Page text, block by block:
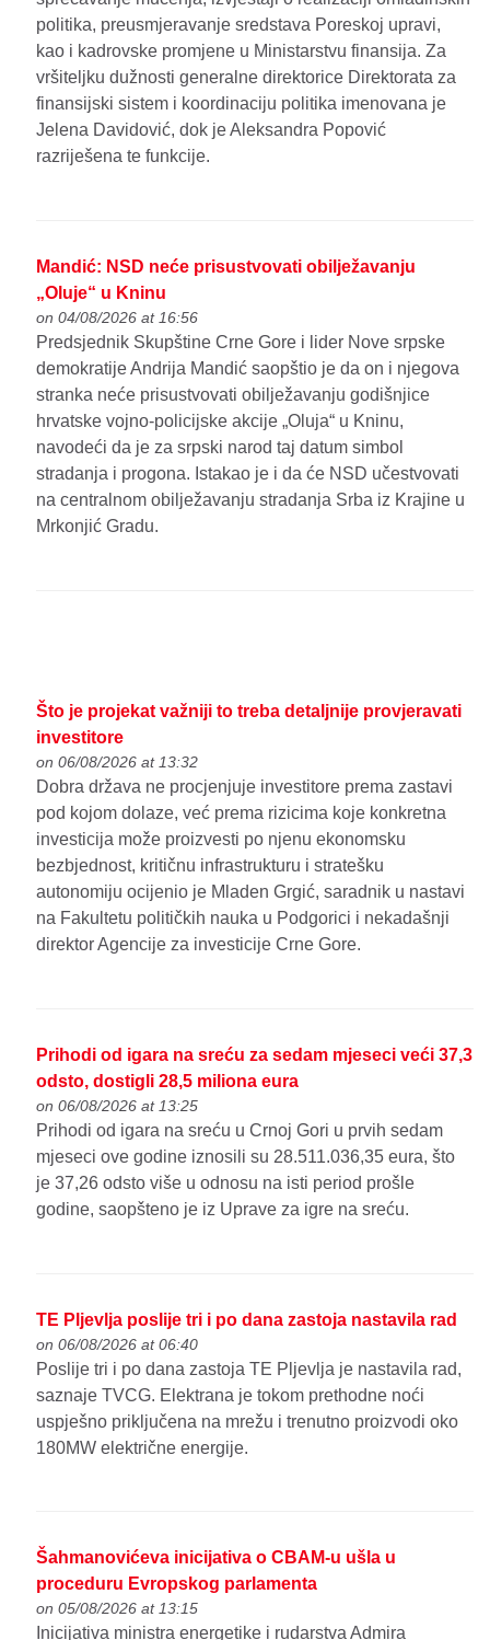
politika, preusmjeravanje sredstava Poreskoj upravi,
kao i kadrovske promjene u Ministarstvu finansija. Za
vršiteljku dužnosti generalne direktorice Direktorata za
finansijski sistem i koordinaciju politika imenovana je
Jelena Davidović, dok je Aleksandra Popović
razriješena te funkcije.
Mandić: NSD neće prisustvovati obilježavanju
„Oluje“ u Kninu
on 04/08/2026 at 16:56
Predsjednik Skupštine Crne Gore i lider Nove srpske
demokratije Andrija Mandić saopštio je da on i njegova
stranka neće prisustvovati obilježavanju godišnjice
hrvatske vojno-policijske akcije „Oluja“ u Kninu,
navodeći da je za srpski narod taj datum simbol
stradanja i progona. Istakao je i da će NSD učestvovati
na centralnom obilježavanju stradanja Srba iz Krajine u
Mrkonjić Gradu.
Što je projekat važniji to treba detaljnije provjeravati
investitore
on 06/08/2026 at 13:32
Dobra država ne procjenjuje investitore prema zastavi
pod kojom dolaze, već prema rizicima koje konkretna
investicija može proizvesti po njenu ekonomsku
bezbjednost, kritičnu infrastrukturu i stratešku
autonomiju ocijenio je Mladen Grgić, saradnik u nastavi
na Fakultetu političkih nauka u Podgorici i nekadašnji
direktor Agencije za investicije Crne Gore.
Prihodi od igara na sreću za sedam mjeseci veći 37,3
odsto, dostigli 28,5 miliona eura
on 06/08/2026 at 13:25
Prihodi od igara na sreću u Crnoj Gori u prvih sedam
mjeseci ove godine iznosili su 28.511.036,35 eura, što
je 37,26 odsto više u odnosu na isti period prošle
godine, saopšteno je iz Uprave za igre na sreću.
TE Pljevlja poslije tri i po dana zastoja nastavila rad
on 06/08/2026 at 06:40
Poslije tri i po dana zastoja TE Pljevlja je nastavila rad,
saznaje TVCG. Elektrana je tokom prethodne noći
uspješno priključena na mrežu i trenutno proizvodi oko
180MW električne energije.
Šahmanovićeva inicijativa o CBAM-u ušla u
proceduru Evropskog parlamenta
on 05/08/2026 at 13:15
Inicijativa ministra energetike i rudarstva Admira